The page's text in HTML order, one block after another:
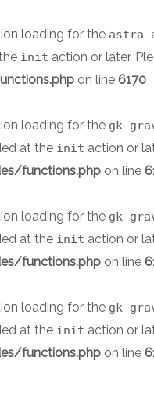
loading for the astra-
init action or later.
on line 6170
loading for the gk-
at the init action or
functions.php on line
loading for the gk-
at the init action or
functions.php on line
loading for the gk-
at the init action or
functions.php on line